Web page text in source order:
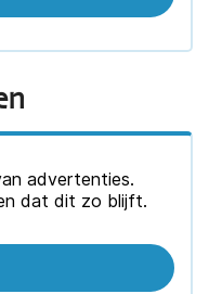
advertenties.
dat dit zo blijft.